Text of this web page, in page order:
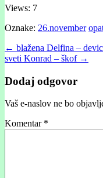
Views: 7
Oznake: 26.november
Post
navigation
← blažena Delfina –
sveti Konrad – škof →
Dodaj odgovor
Vaš e-naslov ne bo
Komentar *